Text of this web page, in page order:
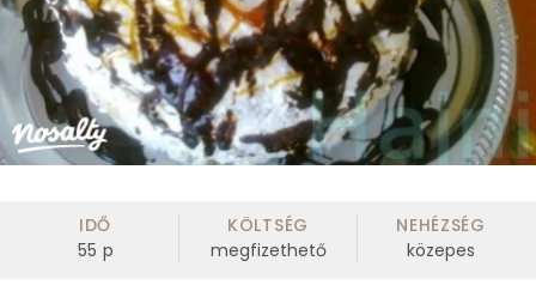
IDŐ
55 p
KÖLTSÉG
megfizethető
NEHÉZSÉG
közepes